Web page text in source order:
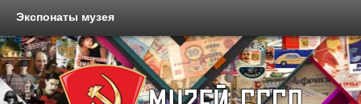
Экспонаты музея